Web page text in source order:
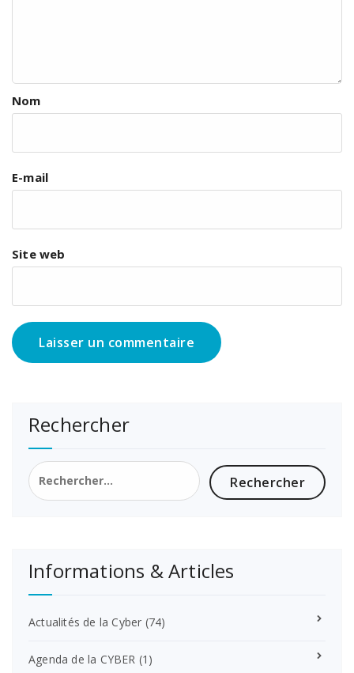
Nom
E-mail
Site web
Rechercher
Rechercher :
Informations & Articles
Actualités de la Cyber (74)
Agenda de la CYBER (1)